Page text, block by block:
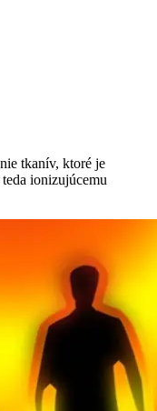
tkanív, ktoré je
ionizujúcemu